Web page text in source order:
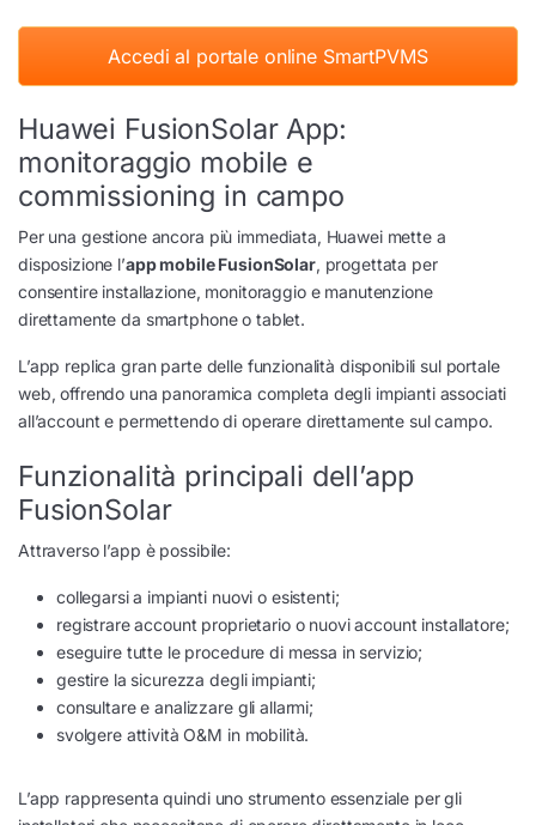
Accedi al portale online SmartPVMS
Huawei FusionSolar App:
monitoraggio mobile e
commissioning in campo
Per una gestione ancora più immediata, Huawei mette a
disposizione l’app mobile FusionSolar, progettata per
consentire installazione, monitoraggio e manutenzione
direttamente da smartphone o tablet.
L’app replica gran parte delle funzionalità disponibili sul portale
web, offrendo una panoramica completa degli impianti associati
all’account e permettendo di operare direttamente sul campo.
Funzionalità principali dell’app
FusionSolar
Attraverso l’app è possibile:
collegarsi a impianti nuovi o esistenti;
registrare account proprietario o nuovi account installatore;
eseguire tutte le procedure di messa in servizio;
gestire la sicurezza degli impianti;
consultare e analizzare gli allarmi;
svolgere attività O&M in mobilità.
L’app rappresenta quindi uno strumento essenziale per gli